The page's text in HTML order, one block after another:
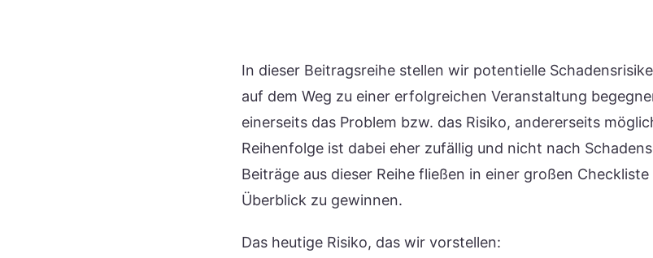
In dieser Beitragsreihe stellen wir potentielle
auf dem Weg zu einer erfolgreichen Veranstaltung
einerseits das Problem bzw. das Risiko, andererseits
Reihenfolge ist dabei eher zufällig und nicht nach
Beiträge aus dieser Reihe fließen in einer großen
Überblick zu gewinnen.
Das heutige Risiko, das wir vorstellen: